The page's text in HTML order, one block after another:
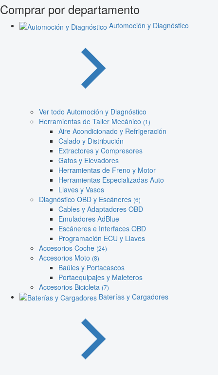
Comprar por departamento
Automoción y Diagnóstico
Ver todo Automoción y Diagnóstico
Herramientas de Taller Mecánico (1)
Aire Acondicionado y Refrigeración
Calado y Distribución
Extractores y Compresores
Gatos y Elevadores
Herramientas de Freno y Motor
Herramientas Especializadas Auto
Llaves y Vasos
Diagnóstico OBD y Escáneres (6)
Cables y Adaptadores OBD
Emuladores AdBlue
Escáneres e Interfaces OBD
Programación ECU y Llaves
Accesorios Coche (24)
Accesorios Moto (8)
Baúles y Portacascos
Portaequipajes y Maleteros
Accesorios Bicicleta (7)
Baterías y Cargadores